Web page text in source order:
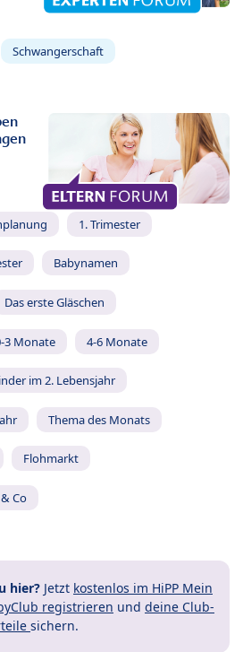
Schwangerschaft
1. Trimester
Babynamen
Das erste Gläschen
3 Monate 4-6 Monate
im 2. Lebensjahr
Thema des Monats
Flohmarkt
Co
hier? Jetzt kostenlos im HiPP Mein
registrieren und deine Club-
sichern.